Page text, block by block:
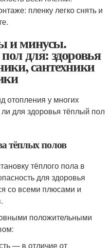
пленку легко снять и
и минусы.
для: здоровья
сантехники
отопления у многих
для здоровья тёплый пол
тёплых полов
тёплого пола в
для здоровья
со всеми плюсами и
положительными
— в отличие от